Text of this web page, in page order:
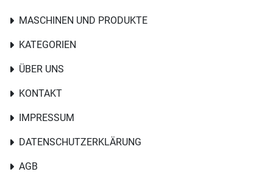
MASCHINEN UND PRODUKTE
KATEGORIEN
ÜBER UNS
KONTAKT
IMPRESSUM
DATENSCHUTZERKLÄRUNG
AGB